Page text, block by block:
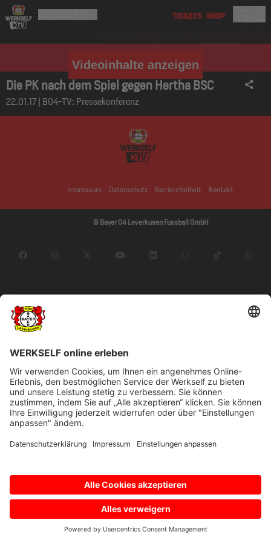
Videoinhalte anzeigen
Die PK nach dem Spiel gegen Hertha BSC
22.01.17 | B04-TV: Pressekonferenz
Impressum Datenschutz Barrierefreiheit Kontakt
© Bayer 04 Leverkusen Fussball GmbH